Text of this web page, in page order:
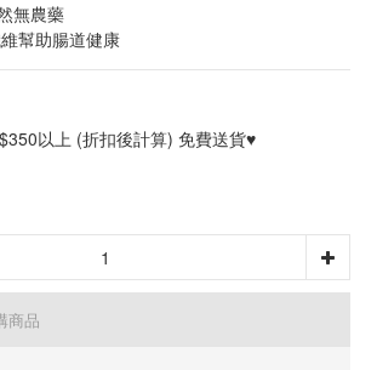
無農藥
幫助腸道健康
以上 (折扣後計算) 免費送貨♥
商品